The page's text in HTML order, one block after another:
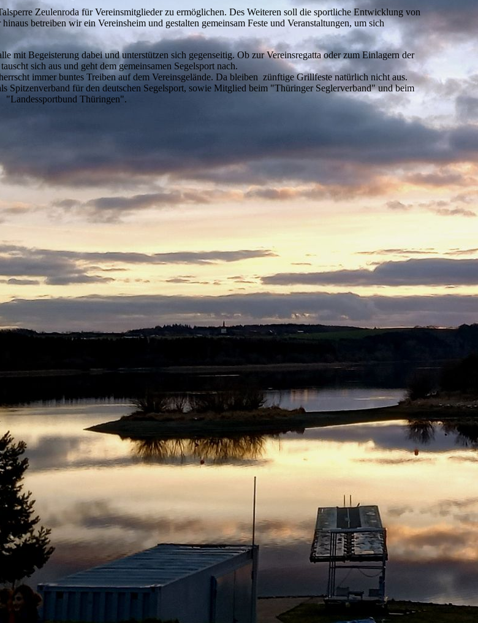
Zeulenroda für Vereinsmitglieder zu ermöglichen. Des Weiteren soll die sportliche Entwicklung von
betreiben wir ein Vereinsheim und gestalten gemeinsam Feste und Veranstaltungen, um sich
mit Begeisterung dabei und unterstützen sich gegenseitig. Ob zur Vereinsregatta oder zum Einlagern der
sich aus und geht dem gemeinsamen Segelsport nach.
immer buntes Treiben auf dem Vereinsgelände. Da bleiben zünftige Grillfeste natürlich nicht aus.
Spitzenverband für den deutschen Segelsport, sowie Mitglied beim "Thüringer Seglerverband" und beim
"Landessportbund Thüringen".